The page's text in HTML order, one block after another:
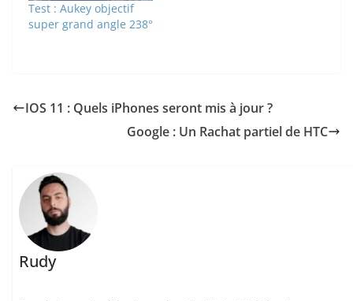
Test : Aukey objectif
super grand angle 238°
IOS 11 : Quels iPhones seront mis à jour ?
Google : Un Rachat partiel de HTC
Rudy